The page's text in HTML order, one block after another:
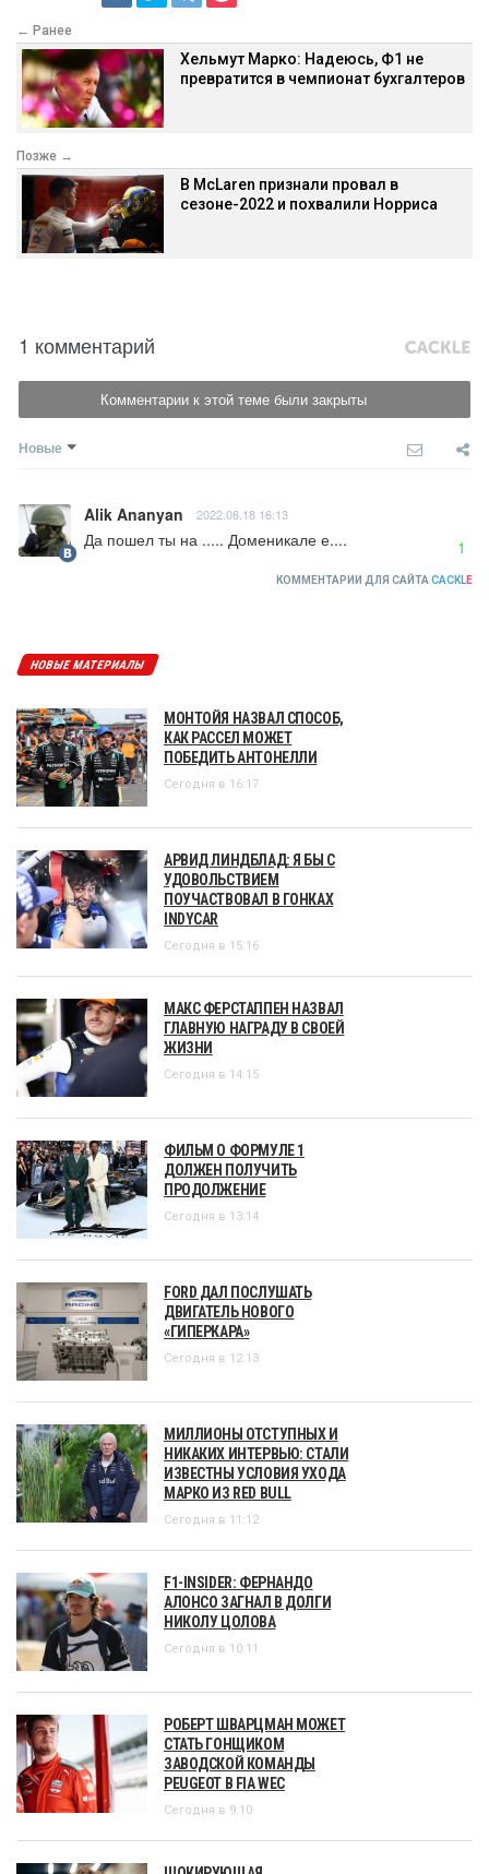
← Ранее
Хельмут Марко: Надеюсь, Ф1 не
превратится в чемпионат бухгалтеров
Позже →
В McLaren признали провал в
сезоне-2022 и похвалили Норриса
1 комментарий
Комментарии к этой теме были закрыты
Новые
Alik Ananyan 2022.08.18 16:13
Да пошел ты на ..... Доменикале е.... 1
КОММЕНТАРИИ ДЛЯ САЙТА CACKLE
НОВЫЕ МАТЕРИАЛЫ
МОНТОЙЯ НАЗВАЛ СПОСОБ,
КАК РАССЕЛ МОЖЕТ
ПОБЕДИТЬ АНТОНЕЛЛИ
Сегодня в 16:17
АРВИД ЛИНДБЛАД: Я БЫ С
УДОВОЛЬСТВИЕМ
ПОУЧАСТВОВАЛ В ГОНКАХ
INDYCAR
Сегодня в 15:16
МАКС ФЕРСТАППЕН НАЗВАЛ
ГЛАВНУЮ НАГРАДУ В СВОЕЙ
ЖИЗНИ
Сегодня в 14:15
ФИЛЬМ О ФОРМУЛЕ 1
ДОЛЖЕН ПОЛУЧИТЬ
ПРОДОЛЖЕНИЕ
Сегодня в 13:14
FORD ДАЛ ПОСЛУШАТЬ
ДВИГАТЕЛЬ НОВОГО
«ГИПЕРКАРА»
Сегодня в 12:13
МИЛЛИОНЫ ОТСТУПНЫХ И
НИКАКИХ ИНТЕРВЬЮ: СТАЛИ
ИЗВЕСТНЫ УСЛОВИЯ УХОДА
МАРКО ИЗ RED BULL
Сегодня в 11:12
F1-INSIDER: ФЕРНАНДО
АЛОНСО ЗАГНАЛ В ДОЛГИ
НИКОЛУ ЦОЛОВА
Сегодня в 10:11
РОБЕРТ ШВАРЦМАН МОЖЕТ
СТАТЬ ГОНЩИКОМ
ЗАВОДСКОЙ КОМАНДЫ
PEUGEOT В FIA WEC
Сегодня в 9:10